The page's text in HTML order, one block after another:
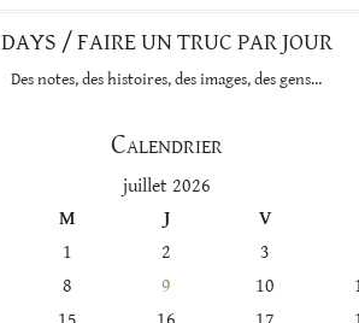
DAYS / FAIRE UN TRUC PAR JOUR
Des notes, des histoires, des images, des gens…
Calendrier
juillet 2026
M J
V
1
2
3
8 9 10